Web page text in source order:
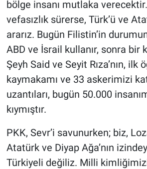
bölge insanı mutlaka
vefasızlık sürerse, Türk’ü ve
ararız. Bugün Filistin’in
ABD ve İsrail kullanır, sonra bir
Şeyh Said ve Seyit Rıza’nın, ilk
kaymakamı ve 33 askerimizi
uzantıları, bugün 50.000
kıymıştır.
PKK, Sevr’i savunurken; biz,
Atatürk ve Diyap Ağa’nın
Türkiyeli değiliz. Milli